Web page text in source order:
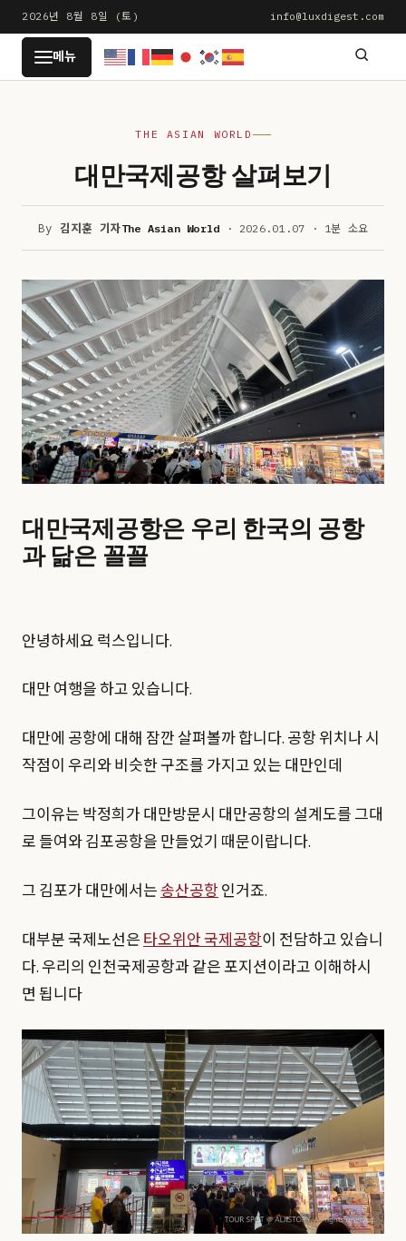
문
로
2026년 8월 8일 (토) info@luxdigest.com
LUXDIGEST
메뉴
THE ASIAN WORLD
대만국제공항 살펴보기
By 김지훈 기자The Asian World · 2026.01.07 · 1분 소요
대만국제공항은 우리 한국의 공항
과 닮은 꼴꼴
안녕하세요 럭스입니다.
대만 여행을 하고 있습니다.
대만에 공항에 대해 잠깐 살펴볼까 합니다. 공항 위치나 시
작점이 우리와 비슷한 구조를 가지고 있는 대만인데
그이유는 박정희가 대만방문시 대만공항의 설계도를 그대
로 들여와 김포공항을 만들었기 때문이랍니다.
그 김포가 대만에서는송산공항 인거죠.
대부분 국제노선은 타오위안 국제공항이 전담하고 있습니
다. 우리의 인천국제공항과 같은 포지션이라고 이해하시
면 됩니다